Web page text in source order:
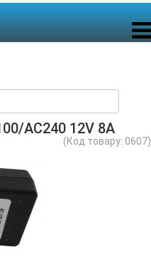
AС240 12V 8А
(Код товару: 0607)